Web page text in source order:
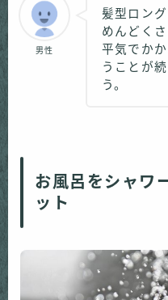
男性
髪型ロン
めんどく
平気でか
うことが
う。
お風呂をシャワ
ット